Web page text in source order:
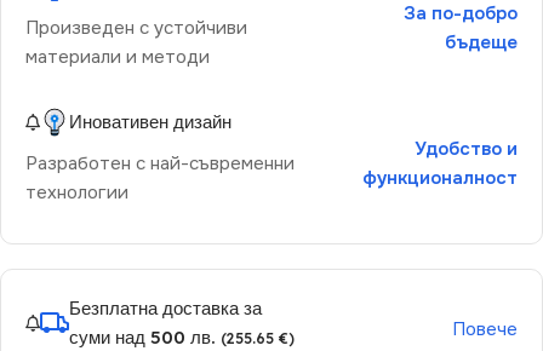
Произведен с устойчиви
материали и методи
За по-добро
бъдеще
Иновативен дизайн
Разработен с най-съвременни
технологии
Удобство и
функционалност
Безплатна доставка за
суми над 500 лв. (255.65 €) Повече